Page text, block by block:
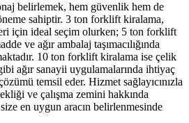
belirlemek, hem güvenlik hem de
sahiptir. 3 ton forklift kiralama,
için ideal seçim olurken; 5 ton forklift
ve ağır ambalaj taşımacılığında
10 ton forklift kiralama ise çelik
ağır sanayii uygulamalarında ihtiyaç
temsil eder. Hizmet sağlayıcınızla
ve çalışma zemini hakkında
en uygun aracın belirlenmesinde